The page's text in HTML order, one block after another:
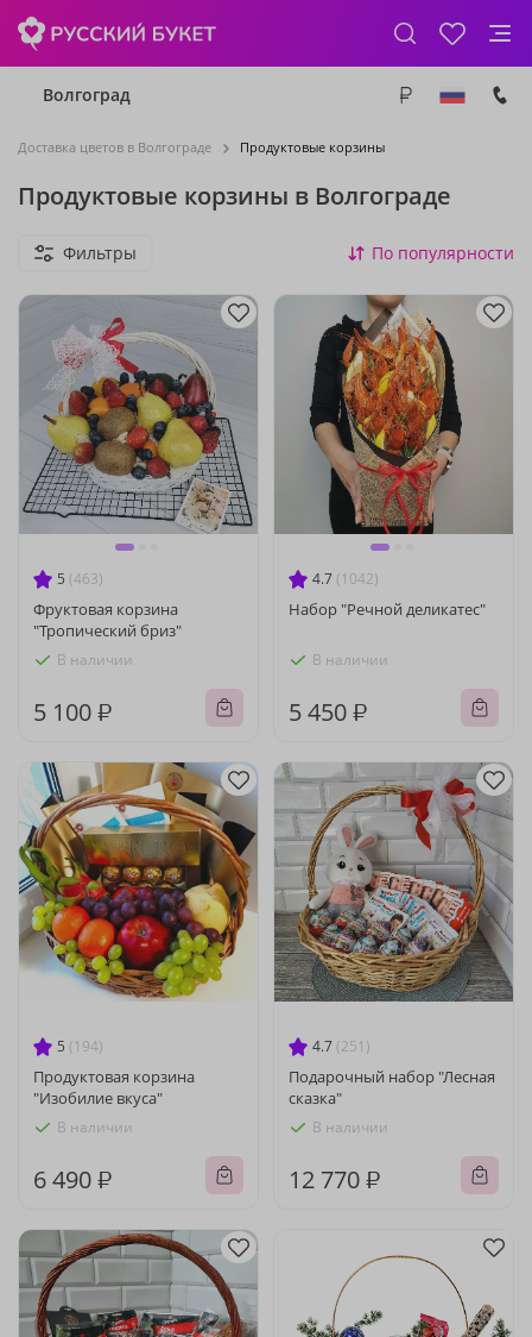
Волгоград
Доставка цветов в Волгограде Продуктовые корзины
Продуктовые корзины в Волгограде
Фильтры По популярности
5 (463)
Фруктовая корзина
"Тропический бриз"
В наличии
5 100 ₽
4.7 (1042)
Набор "Речной деликатес"
В наличии
5 450 ₽
5 (194)
Продуктовая корзина
"Изобилие вкуса"
В наличии
6 490 ₽
4.7 (251)
Подарочный набор "Лесная
сказка"
В наличии
12 770 ₽